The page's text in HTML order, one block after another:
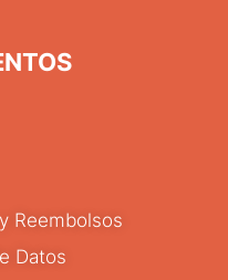
Reembolsos
Datos